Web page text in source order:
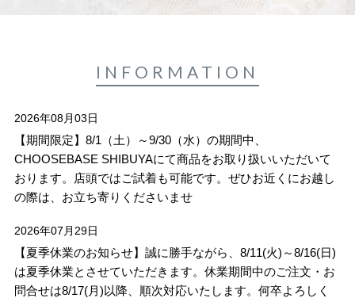
INFORMATION
2026年08月03日
【期間限定】8/1（土）～9/30（水）の期間中、
CHOOSEBASE SHIBUYAにて商品をお取り扱いいただいて
おります。店頭ではご試着も可能です。ぜひお近くにお越し
の際は、お立ち寄りくださいませ
2026年07月29日
【夏季休業のお知らせ】誠に勝手ながら、8/11(火)～8/16(日)
は夏季休業とさせていただきます。休業期間中のご注文・お
問合せは8/17(月)以降、順次対応いたします。何卒よろしく